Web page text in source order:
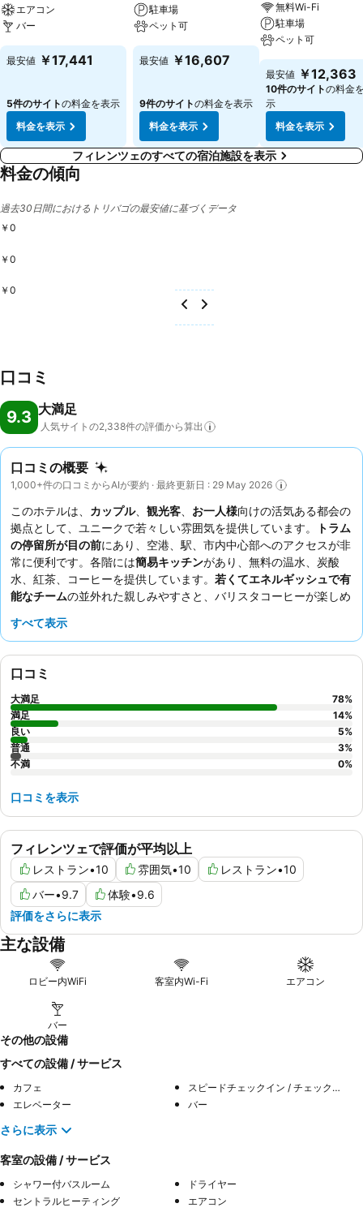
エアコン
バー
最安値 ￥17,441
5件のサイトの料金を表示
料金を表示
駐車場
ペット可
最安値 ￥16,607
9件のサイトの料金を表示
料金を表示
無料Wi-Fi
駐車場
ペット可
最安値 ￥12,363
10件のサイトの料金
示
料金を表示
フィレンツェのすべての宿泊施設を表示
料金の傾向
過去30日間におけるトリバゴの最安値に基づくデータ
￥0
￥0
￥0
口コミ
9.3 大満足
人気サイトの2,338件の評価から算出
口コミの概要
1,000+件の口コミからAIが要約 · 最終更新日 : 29 May 2026
このホテルは、 カップル、 観光客 お一人様向けの活気ある都会の
拠点として、ユニークで若々しい雰囲気を提供しています。
トラム
の停留所が目の前にあり、空港、駅、市内中心部へのアクセスが非
常に便利です。各階には簡易キッチンがあり、無料の温水、炭酸
水、紅茶、コーヒーを提供しています。 若くてエネルギッシュで有
能なチームの並外れた親しみやすさと、バリスタコーヒーが楽しめ
ています。ユニークな体験として、
すべて表示
フィレンツェで評価が平均以上
レストラン•10 雰囲気•10 レストラン•10
バー•9.7 体験•9.6
評価をさらに表示
口コミ
大満足 78%
満足
14%
良い
5%
普通
3%
不満
0%
口コミを表示
主な設備
ロビー内WiFi 客室内Wi-Fi エアコン
バー
その他の設備
すべての設備 / サービス
カフェ
スピードチェックイン / チェックアウト
エレベーター
バー
さらに表示
客室の設備 / サービス
シャワー付バスルーム
ドライヤー
セントラルヒーティング
エアコン